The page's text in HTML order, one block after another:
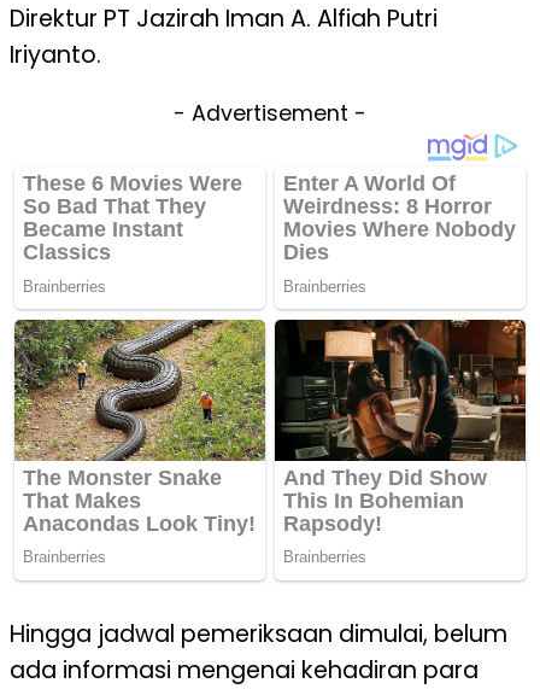
Direktur PT Jazirah Iman A. Alfiah Putri
Iriyanto.
- Advertisement -
Hingga jadwal pemeriksaan dimulai, belum
ada informasi mengenai kehadiran para